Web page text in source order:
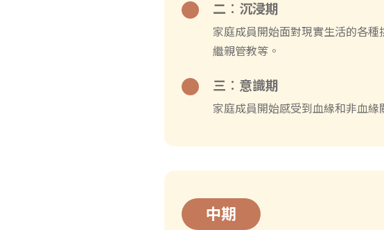
二︰沉浸期
家庭成員開始面對現實生活的各
繼親管教等。
三︰意識期
家庭成員開始感受到血緣和非血緣
中期